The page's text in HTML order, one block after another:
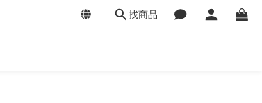
找商品